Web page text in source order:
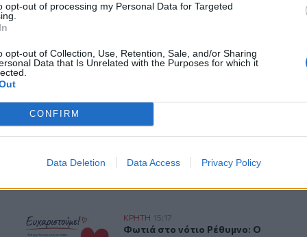
opt-out of processing my Personal Data for Targeted
opt-out of Collection, Use, Retention, Sale, and/or Sharing
Data that Is Unrelated with the Purposes for which it
CONFIRM
Data Deletion Data Access Privacy Policy
του CRETALIVE
ΕΊΔΗΣΗ
παραλία του Καβρού
Φωτιά στο νότιο Ρέθυμνο: Ο Δήμος Αγίου Βασιλείου
ΚΡΗΤΗ 15:17
Φωτιά στο νότιο Ρέθυμνο: Ο Δήμος
Φωτιά στο νότιο Ρέθυμνο: Ο